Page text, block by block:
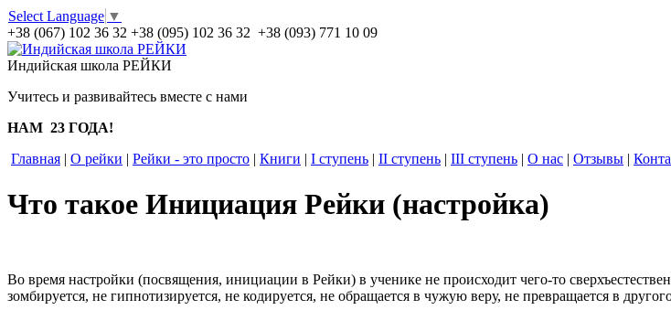
Select Language ▼
+38 (067) 102 36 32 +38 (095) 102 36 32 +38 (093) 771 10 09
Индийская школа РЕЙКИ
Учитесь и развивайтесь вместе с нами
НАМ 23 ГОДА!
Главная | О рейки | Рейки - это просто | Книги | I ступень | II ступень | III ступень | О нас | Отзывы |
Что такое Инициация Рейки (настройка)
Во время настройки (посвящения, инициации в Рейки) в ученике не происходит чего-то
зомбируется, не гипнотизируется, не кодируется, не обращается в чужую веру, не превращается в